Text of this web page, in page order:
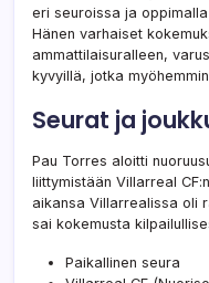
eri seuroissa ja
Hänen varhaiset
ammattilaisuralleen,
kyvyillä, jotka
Seurat ja
Pau Torres aloitti
liittymistään Villarreal
aikansa Villarrealissa oli
sai kokemusta
Paikallinen seura